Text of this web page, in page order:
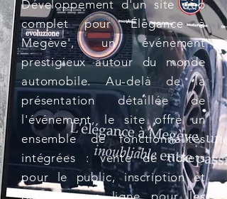
Développement d'un site web
complet pour 'Élégance à
Megève', un événement
prestigieux autour du monde
automobile. Au-delà de la
présentation détaillée de
l'événement, le site offre un
ensemble de fonctionnalités
intégrées : vente de tickets
pour le public, inscription et
paiement en ligne pour les